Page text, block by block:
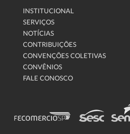
INSTITUCIONAL
SERVIÇOS
NOTÍCIAS
CONTRIBUIÇÕES
CONVENÇÕES COLETIVAS
CONVÊNIOS
FALE CONOSCO